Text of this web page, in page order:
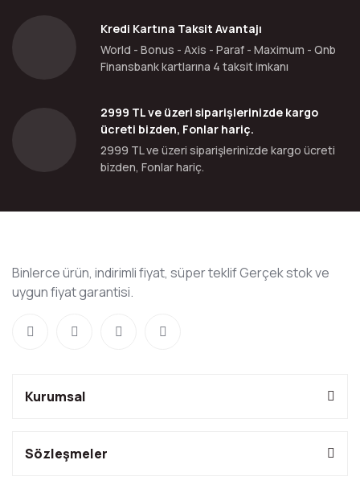
Kredi Kartına Taksit Avantajı
World - Bonus - Axis - Paraf - Maximum - Qnb
Finansbank kartlarına 4 taksit imkanı
2999 TL ve üzeri siparişlerinizde kargo
ücreti bizden, Fonlar hariç.
2999 TL ve üzeri siparişlerinizde kargo ücreti
bizden, Fonlar hariç.
Binlerce ürün, indirimli fiyat, süper teklif Gerçek stok ve
uygun fiyat garantisi.
Kurumsal
Sözleşmeler